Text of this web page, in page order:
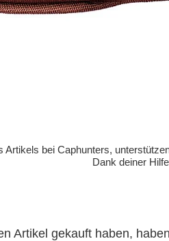
Artikels bei Caphunters,
Dank deiner
Artikel gekauft haben,